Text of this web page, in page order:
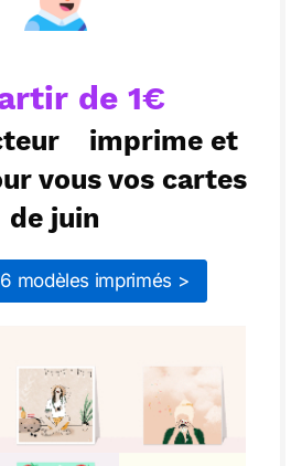
j'aime partager avec toi.
de 1€
imprime et
vous vos cartes
de juin
modèles imprimés >